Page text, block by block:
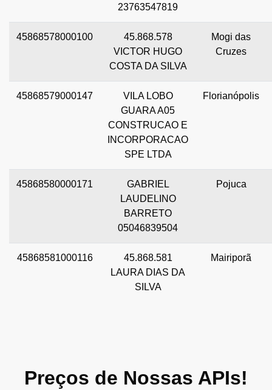
23763547819
45868578000100
45.868.578
VICTOR HUGO
COSTA DA SILVA
Mogi das
Cruzes
45868579000147
VILA LOBO
GUARA A05
CONSTRUCAO E
INCORPORACAO
SPE LTDA
Florianópolis
45868580000171
GABRIEL
LAUDELINO
BARRETO
05046839504
Pojuca
45868581000116
45.868.581
LAURA DIAS DA
SILVA
Mairiporã
Preços de Nossas APIs!